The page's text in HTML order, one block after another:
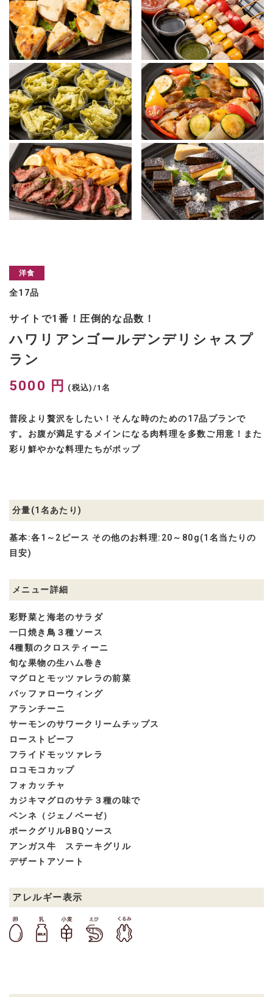
洋食
全17品
サイトで1番！圧倒的な品数！
ハワリアンゴールデンデリシャスプ
ラン
5000 円
(税込)/1名
普段より贅沢をしたい！そんな時のための17品プランで
す。お腹が満足するメインになる肉料理を多数ご用意！また
彩り鮮やかな料理たちがポップ
分量(1名あたり)
基本:各1～2ピース その他のお料理:20～80g(1名当たりの
目安)
メニュー詳細
彩野菜と海老のサラダ
一口焼き鳥３種ソース
4種類のクロスティーニ
旬な果物の生ハム巻き
マグロとモッツァレラの前菜
バッファローウィング
アランチーニ
サーモンのサワークリームチップス
ローストビーフ
フライドモッツァレラ
ロコモコカップ
フォカッチャ
カジキマグロのサテ３種の味で
ペンネ（ジェノベーゼ）
ポークグリルBBQソース
アンガス牛 ステーキグリル
デザートアソート
アレルギー表示